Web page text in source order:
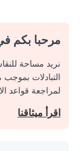
مرحبا بكم
نريد مساحة
التبادلات بموجب
لمراجعة قواعد
اقرأ ميثاقنا